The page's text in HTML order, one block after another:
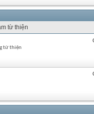
từ thiện
từ thiện